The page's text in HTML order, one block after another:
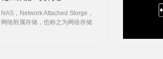
NAS，Network Attached Storge，
网络附属存储，也称之为网络存储